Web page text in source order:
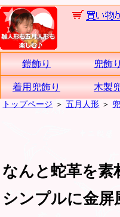
鎧飾り 兜飾り
着用兜飾り 木製
トップページ ＞五月人形 ＞
なんと蛇革を素
シンプルに金屏